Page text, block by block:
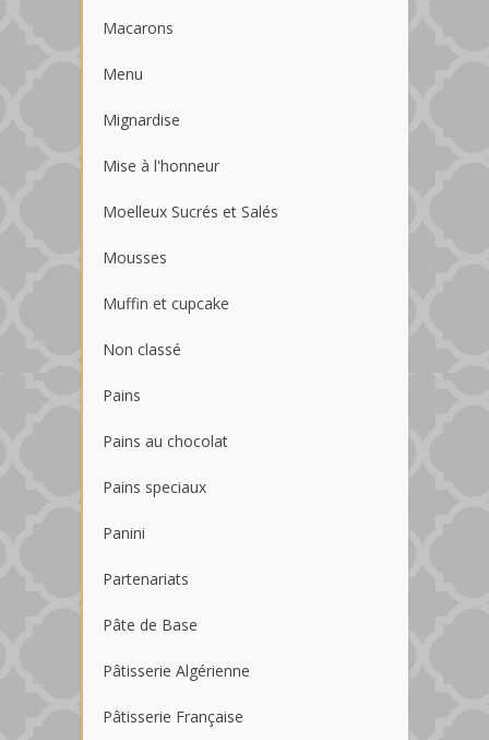
Macarons
Menu
Mignardise
Mise à l'honneur
Moelleux Sucrés et Salés
Mousses
Muffin et cupcake
Non classé
Pains
Pains au chocolat
Pains speciaux
Panini
Partenariats
Pâte de Base
Pâtisserie Algérienne
Pâtisserie Française